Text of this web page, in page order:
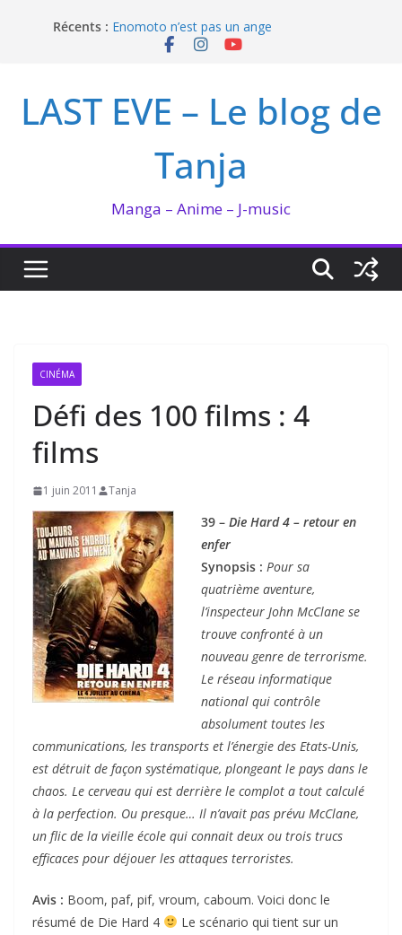
Récents : Enomoto n’est pas un ange
QUEEN BEE enflamme le Bataclan
I’m not in love de Zeniko Sumiya
LAST EVE – Le blog de
Tanja
Manga – Anime – J-music
CINÉMA
Défi des 100 films : 4
films
1 juin 2011 Tanja
39 – Die Hard 4 – retour en
enfer
Synopsis : Pour sa
quatrième aventure,
l’inspecteur John McClane se
trouve confronté à un
nouveau genre de terrorisme.
Le réseau informatique
national qui contrôle
absolument toutes les
communications, les transports et l’énergie des Etats-Unis,
est détruit de façon systématique, plongeant le pays dans le
chaos. Le cerveau qui est derrière le complot a tout calculé
à la perfection. Ou presque… Il n’avait pas prévu McClane,
un flic de la vieille école qui connait deux ou trois trucs
efficaces pour déjouer les attaques terroristes.
Avis : Boom, paf, pif, vroum, caboum. Voici donc le
résumé de Die Hard 4
Le scénario qui tient sur un